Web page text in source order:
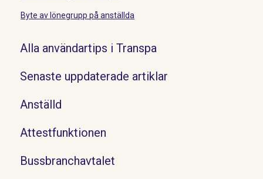
Byte av lönegrupp på anställda
Alla användartips i Transpa
Senaste uppdaterade artiklar
Anställd
Attestfunktionen
Bussbranchavtalet